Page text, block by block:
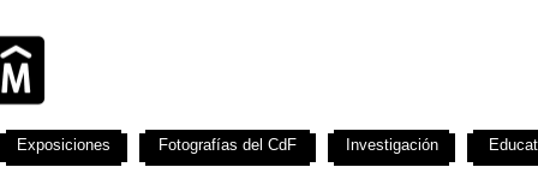
Exposiciones Fotografías del CdF Investigación